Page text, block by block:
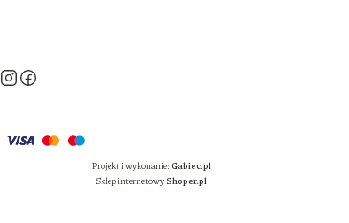
Projekt i wykonanie: Gabiec.pl
Sklep internetowy Shoper.pl